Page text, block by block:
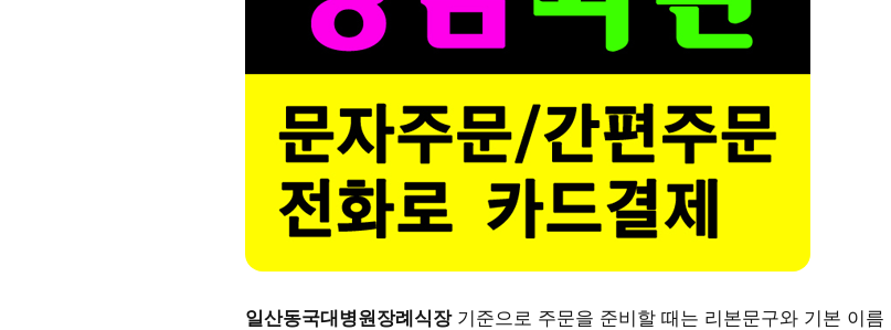
일산동국대병원장례식장기준으로 주문을 준비할 때는 리본문구와 기본 이